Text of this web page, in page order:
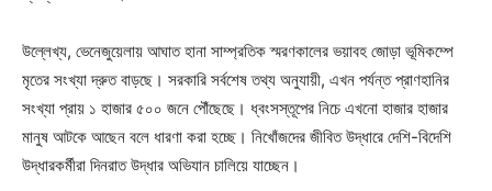
উল্লেখ্য, ভেনেজুয়েলায় আঘাত হানা সাম্প্রতিক স্মরণকালের ভয়াবহ জোড়া ভূমিকম্পে
মৃতের সংখ্যা দ্রুত বাড়ছে। সরকারি সর্বশেষ তথ্য অনুযায়ী, এখন পর্যন্ত প্রাণহানির
সংখ্যা প্রায় ১ হাজার ৫০০ জনে পৌঁছেছে। ধ্বংসস্তূপের নিচে এখনো হাজার হাজার
মানুষ আটকে আছেন বলে ধারণা করা হচ্ছে। নিখোঁজদের জীবিত উদ্ধারে দেশি-বিদেশি
উদ্ধারকর্মীরা দিনরাত উদ্ধার অভিযান চালিয়ে যাচ্ছেন।